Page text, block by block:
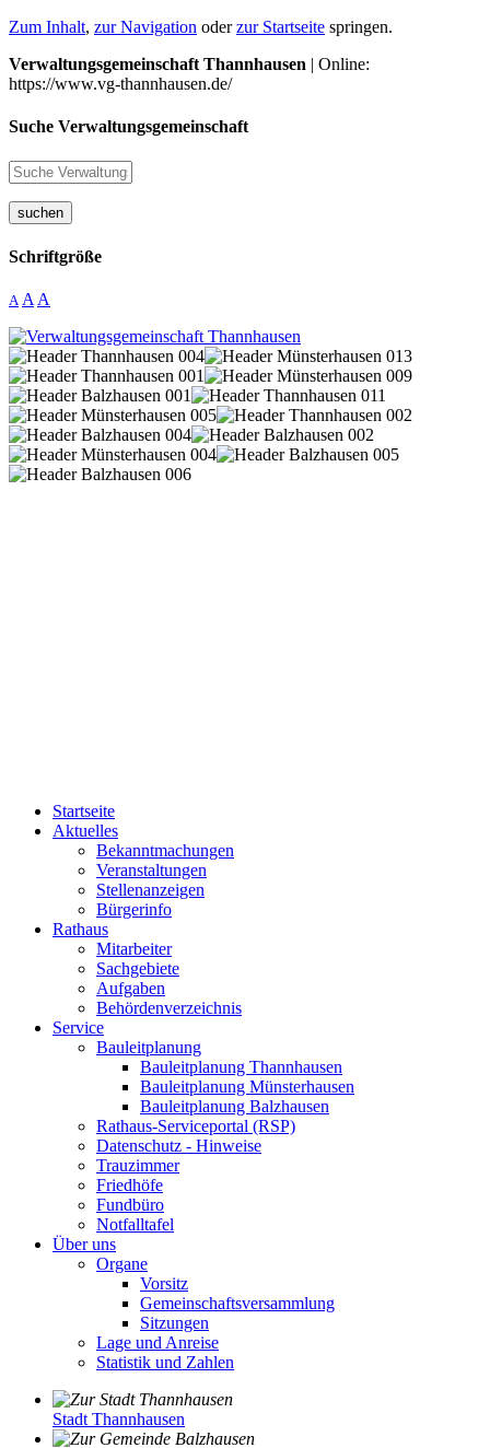
Zum Inhalt, zur Navigation oderzur Startseite springen.
Verwaltungsgemeinschaft Thannhausen | Online:
https://www.vg-thannhausen.de/
Suche Verwaltungsgemeinschaft
suchen
Schriftgröße
A A A
Startseite
Aktuelles
Bekanntmachungen
Veranstaltungen
Stellenanzeigen
Bürgerinfo
Rathaus
Mitarbeiter
Sachgebiete
Aufgaben
Behördenverzeichnis
Service
Bauleitplanung
Bauleitplanung Thannhausen
Bauleitplanung Münsterhausen
Bauleitplanung Balzhausen
Rathaus-Serviceportal (RSP)
Datenschutz - Hinweise
Trauzimmer
Friedhöfe
Fundbüro
Notfalltafel
Über uns
Organe
Vorsitz
Gemeinschaftsversammlung
Sitzungen
Lage und Anreise
Statistik und Zahlen
Stadt Thannhausen